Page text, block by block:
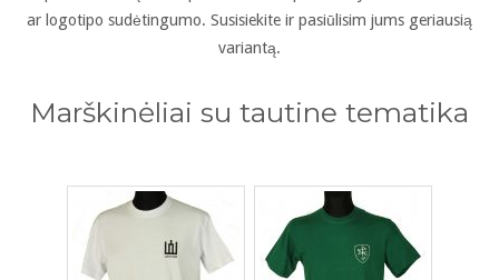
ar logotipo sudėtingumo. Susisiekite ir pasiūlisim jums geriausią
variantą.
Marškinėliai su tautine tematika